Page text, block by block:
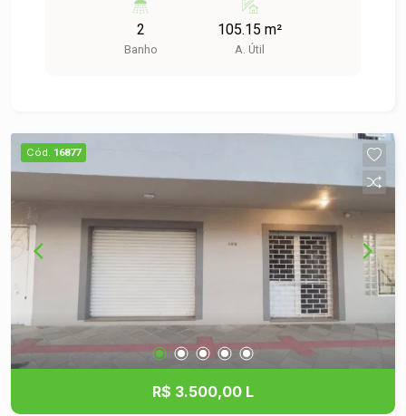
locação uma loja comercial em um condomínio
localizado no bairro Morro do Espelho, em São
permitindo diversas possibilidades de layout
para atender às necessidades do seu negócio. -
Ideal para lojas de varejo, escritórios, academias,
ou qualquer outro tipo de comércio que precise
de um espaço bem localizado. Vantagens de
Estar em um Condomínio: - Segurança e
tranquilidade, com portaria e monitoramento. -
Estrutura que pode incluir estacionamento para
clientes, áreas comuns e outras facilidades que
valorizam seu empreendimento. - Proximidade
de outros estabelecimentos, o que pode
favorecer a visibilidade e a captação de novos
2
Banho
105.15 m²
A. Útil
Cód. 16877
R$ 3.500,00 L